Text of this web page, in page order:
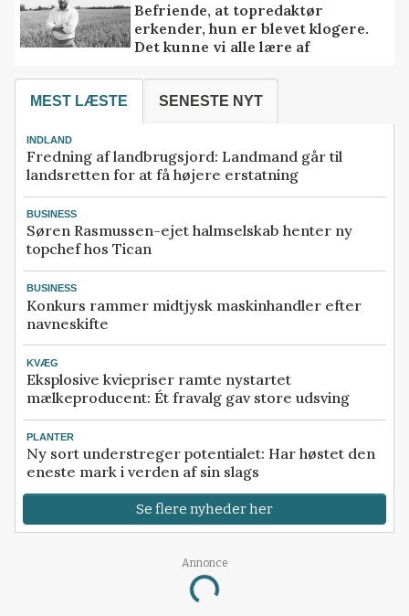
Befriende, at topredaktør
erkender, hun er blevet klogere.
Det kunne vi alle lære af
MEST LÆSTE SENESTE NYT
INDLAND
Fredning af landbrugsjord: Landmand går til
landsretten for at få højere erstatning
BUSINESS
Søren Rasmussen-ejet halmselskab henter ny
topchef hos Tican
BUSINESS
Konkurs rammer midtjysk maskinhandler efter
navneskifte
KVÆG
Eksplosive kviepriser ramte nystartet
mælkeproducent: Ét fravalg gav store udsving
PLANTER
Ny sort understreger potentialet: Har høstet den
eneste mark i verden af sin slags
Se flere nyheder her
Annonce
Loading...